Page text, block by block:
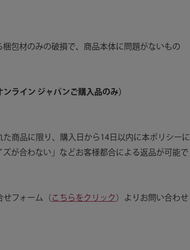
包材のみの破損で、商品本体に問題がないもの
ライン ジャパンご購入品のみ）
商品に限り、購入日から14日以内に本ポリシーに
が合わない」などお客様都合による返品が可能で
フォーム（こちらをクリック）よりお問い合わせ